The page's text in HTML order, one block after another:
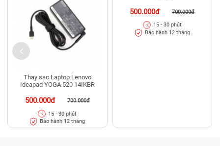
Thay sạc Laptop Lenovo
Ideapad YOGA 520 14IKBR
500.000đ 700.000đ
15 - 30 phút
Bảo hành 12 tháng
500.000đ 700.000đ
15 - 30 phút
Bảo hành 12 tháng